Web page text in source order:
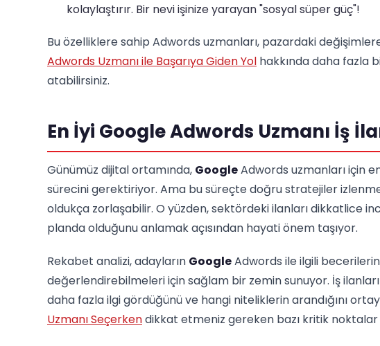
kolaylaştırır. Bir nevi işinize yarayan "sosyal süper güç"!
Bu özelliklere sahip Adwords uzmanları, pazardaki
Adwords Uzmanı ile Başarıya Giden Yol hakkında daha fazla
atabilirsiniz.
En İyi Google Adwords Uzmanı İş
Günümüz dijital ortamında, GoogleAdwords uzmanları için
sürecini gerektiriyor. Ama bu süreçte doğru stratejiler
oldukça zorlaşabilir. O yüzden, sektördeki ilanları dikkatlice
planda olduğunu anlamak açısından hayati önem taşıyor.
Rekabet analizi, adayların GoogleAdwords ile ilgili
değerlendirebilmeleri için sağlam bir zemin sunuyor. İş
daha fazla ilgi gördüğünü ve hangi niteliklerin arandığını
Uzmanı Seçerkendikkat etmeniz gereken bazı kritik noktalar